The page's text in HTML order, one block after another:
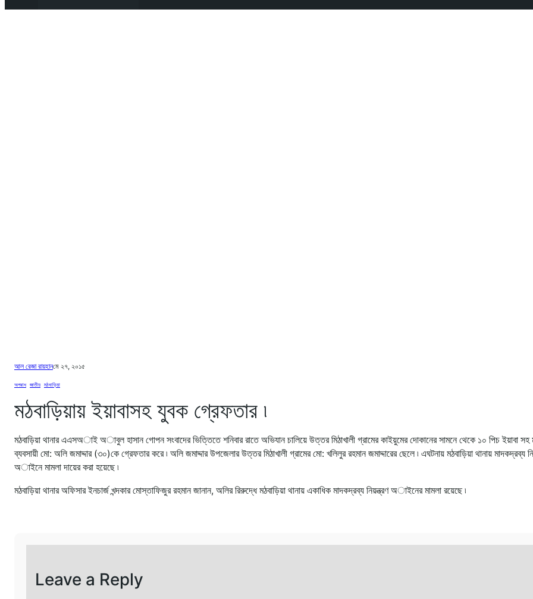
আল রেজা রায়হানমে ২৭, ২০১৫
অপরাধ জাতীয় মঠবাড়িয়া
মঠবাড়িয়ায় ইয়াবাসহ যুবক গ্রেফতার ৷
মঠবাড়িয়া থানার এএসঅাই অাবুল হাসান গোপন সংবাদের ভিত্তিতে শনিবার রাতে অভিযান চালিয়ে উত্তর মিঠাখালী গ্রামের কাইয়ুমের দোকানের সামনে থেকে ১০ পিচ ইয়াবা সহ
ব্যবসায়ী মো: অলি জমাদ্দার (৩০)কে গ্রেফতার করে ৷ অলি জমাদ্দার উপজেলার উত্তর মিঠাখালী গ্রামের মো: খলিলুর রহমান জমাদ্দারের ছেলে ৷ এঘটনায় মঠবাড়িয়া থানায় মাদকদ্রব্য
অাইনে মামলা দায়ের করা হয়েছে ৷
মঠবাড়িয়া থানার অফিসার ইনচার্জ খন্দকার মোস্তাফিজুর রহমান জানান, অলির রিরুদ্ধে মঠবাড়িয়া থানায় একাধিক মাদকদ্রব্য নিয়ন্ত্রণ অাইনের মামলা রয়েছে ৷
Leave a Reply